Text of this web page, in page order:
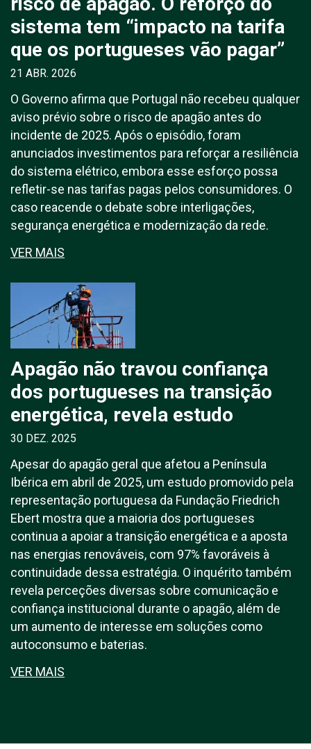
sistema tem “impacto na tarifa
que os portugueses vão pagar”
21 ABR. 2026
O Governo afirma que Portugal não recebeu qualquer
aviso prévio sobre o risco de apagão antes do
incidente de 2025. Após o episódio, foram
anunciados investimentos para reforçar a resiliência
do sistema elétrico, embora esse esforço possa
refletir-se nas tarifas pagas pelos consumidores. O
caso reacende o debate sobre interligações,
segurança energética e modernização da rede.
VER MAIS
Apagão não travou confiança
dos portugueses na transição
energética, revela estudo
30 DEZ. 2025
Apesar do apagão geral que afetou a Península
Ibérica em abril de 2025, um estudo promovido pela
representação portuguesa da Fundação Friedrich
Ebert mostra que a maioria dos portugueses
continua a apoiar a transição energética e a aposta
nas energias renováveis, com 97% favoráveis à
continuidade dessa estratégia. O inquérito também
revela perceções diversas sobre comunicação e
confiança institucional durante o apagão, além de
um aumento de interesse em soluções como
autoconsumo e baterias.
VER MAIS